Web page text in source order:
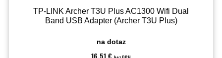
TP-LINK Archer T3U Plus AC1300 Wifi Dual
Band USB Adapter (Archer T3U Plus)
na dotaz
16,51 €